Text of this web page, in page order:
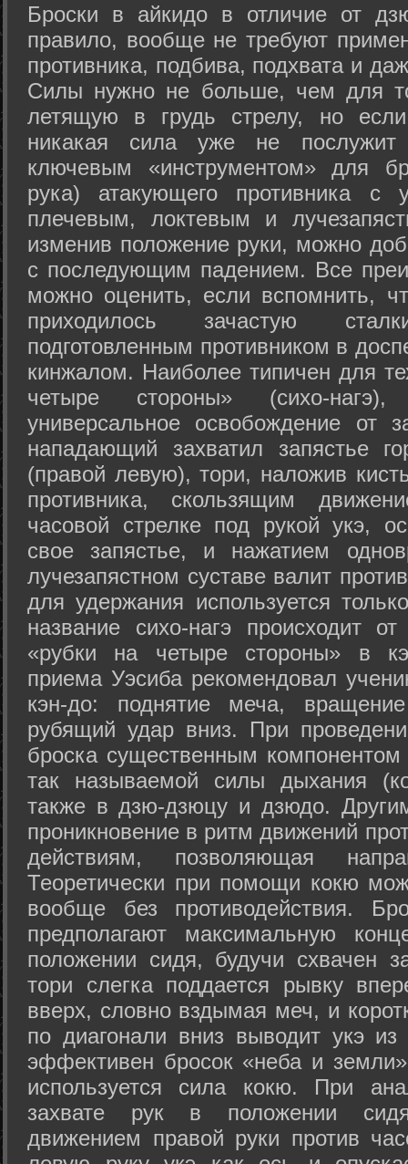
Броски в айкидо в отличие от
правило, вообще не требуют
противника, подбива, подхвата и
Силы нужно не больше, чем для
летящую в грудь стрелу, но
никакая сила уже не
ключевым «инструментом» для
рука) атакующего противника с
плечевым, локтевым и
изменив положение руки, можно
с последующим падением. Все
можно оценить, если вспомнить,
приходилось зачастую
подготовленным противником в
кинжалом. Наиболее типичен для
четыре стороны» (сихо-
универсальное освобождение от
нападающий захватил запястье
(правой левую), тори, наложив
противника, скользящим
часовой стрелке под рукой укэ,
свое запястье, и нажатием
лучезапястном суставе валит
для удержания используется
название сихо-нагэ происходит
«рубки на четыре стороны» в
приема Уэсиба рекомендовал
кэн-до: поднятие меча,
рубящий удар вниз. При
броска существенным компонентом
так называемой силы дыхания
также в дзю-дзюцу и дзюдо.
проникновение в ритм движений
действиям, позволяющая
Теоретически при помощи кокю
вообще без противодействия.
предполагают максимальную
положении сидя, будучи схвачен
тори слегка поддается рывку
вверх, словно вздымая меч, и
по диагонали вниз выводит укэ
эффективен бросок «неба и
используется сила кокю. При
захвате рук в положении
движением правой руки против